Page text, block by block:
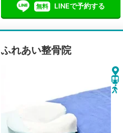
無料 LINEで予約する
ふれあい整骨院